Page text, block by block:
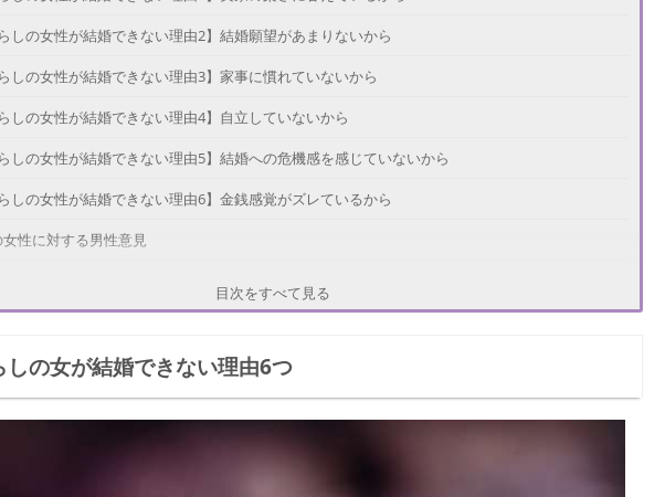
しの女性が結婚できない理由2】結婚願望があまりないから
しの女性が結婚できない理由3】家事に慣れていないから
しの女性が結婚できない理由4】自立していないから
しの女性が結婚できない理由5】結婚への危機感を感じていないから
しの女性が結婚できない理由6】金銭感覚がズレているから
性に対する男性意見
甘えだと考える男性が多数
暮らしなら許せますか？
目次をすべて見る
しの女が結婚できない理由6つ